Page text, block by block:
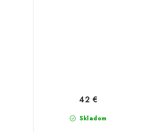
Skladom
42 €